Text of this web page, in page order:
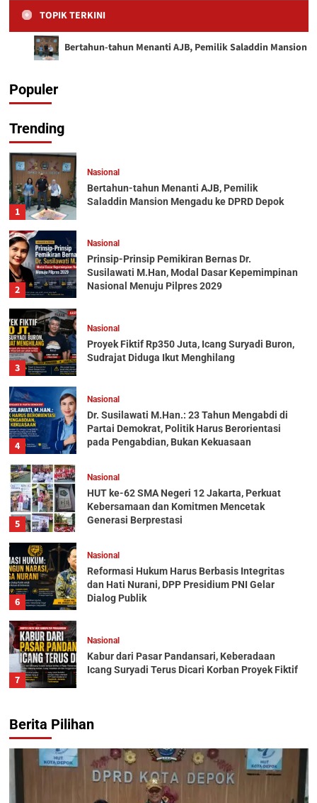
TOPIK TERKINI
Bertahun-tahun Menanti AJB, Pemilik Saladdin Mansion
Populer
Mansion Mengadu
ke DPRD Depok
Media Otoritas
Nasional Menuju
Pilpres 2029
Media Otoritas
Diduga Ikut
Menghilang
Media Otoritas
pada Pengabdian,
Bukan Kekuasaan
Media Otoritas
Generasi
Berprestasi
Media Otoritas
Trending
1
Nasional
Bertahun-tahun Menanti AJB, Pemilik
Saladdin Mansion Mengadu ke DPRD Depok
2
Nasional
Prinsip-Prinsip Pemikiran Bernas Dr.
Susilawati M.Han, Modal Dasar Kepemimpinan
Nasional Menuju Pilpres 2029
3
Nasional
Proyek Fiktif Rp350 Juta, Icang Suryadi Buron,
Sudrajat Diduga Ikut Menghilang
4
Nasional
Dr. Susilawati M.Han.: 23 Tahun Mengabdi di
Partai Demokrat, Politik Harus Berorientasi
pada Pengabdian, Bukan Kekuasaan
5
Nasional
HUT ke-62 SMA Negeri 12 Jakarta, Perkuat
Kebersamaan dan Komitmen Mencetak
Generasi Berprestasi
6
Nasional
Reformasi Hukum Harus Berbasis Integritas
dan Hati Nurani, DPP Presidium PNI Gelar
Dialog Publik
7
Nasional
Kabur dari Pasar Pandansari, Keberadaan
Icang Suryadi Terus Dicari Korban Proyek Fiktif
Berita Pilihan